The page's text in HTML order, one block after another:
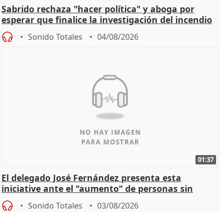
Sabrido rechaza "hacer política" y aboga por
esperar que finalice la investigación del incendio
Sonido Totales 04/08/2026
01:37
El delegado José Fernández presenta esta
iniciative ante el "aumento" de personas sin
hogar en Madri
Sonido Totales 03/08/2026